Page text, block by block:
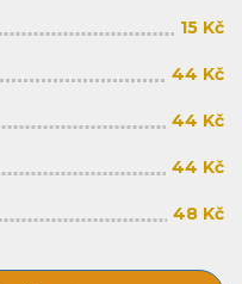
15 Kč
44 Kč
44 Kč
44 Kč
48 Kč